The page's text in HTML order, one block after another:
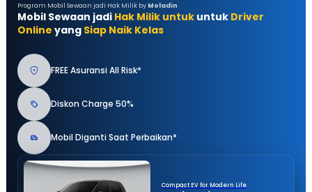
Program Mobil Sewaan jadi Hak Milik by Moladin
Mobil Sewaan jadi Hak Milik untuk untuk Driver
Online yang Siap Naik Kelas
FREE Asuransi All Risk*
Diskon Charge 50%
Mobil Diganti Saat Perbaikan*
Compact EV for Modern Life